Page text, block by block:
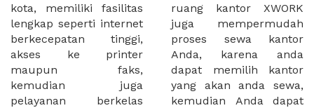
kota, memiliki fasilitas
lengkap seperti internet
berkecepatan tinggi,
akses ke printer
maupun faks,
kemudian juga
pelayanan berkelas
ruang kantor XWORK
juga mempermudah
proses sewa kantor
Anda, karena anda
dapat memilih kantor
yang akan anda sewa,
kemudian Anda dapat